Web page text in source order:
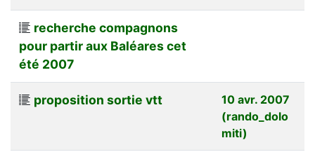
recherche compagnons
pour partir aux Baléares cet
été 2007
proposition sortie vtt
10 avr. 2007
(rando_dolo
miti)